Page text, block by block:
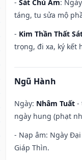
- Sát Chủ Âm:
táng, tu sửa mộ
- Kim Thần Thất
trọng, đi xa, ký kết
Ngũ Hành
Ngày: Nhâm Tuất -
ngày hung (phạt
- Nạp âm: Ngày
Giáp Thìn.